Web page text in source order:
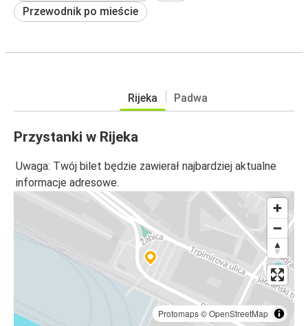
Przewodnik po mieście
Rijeka Padwa
Przystanki w Rijeka
Uwaga: Twój bilet będzie zawierał najbardziej aktualne
informacje adresowe.
Protomaps©OpenStreetMap